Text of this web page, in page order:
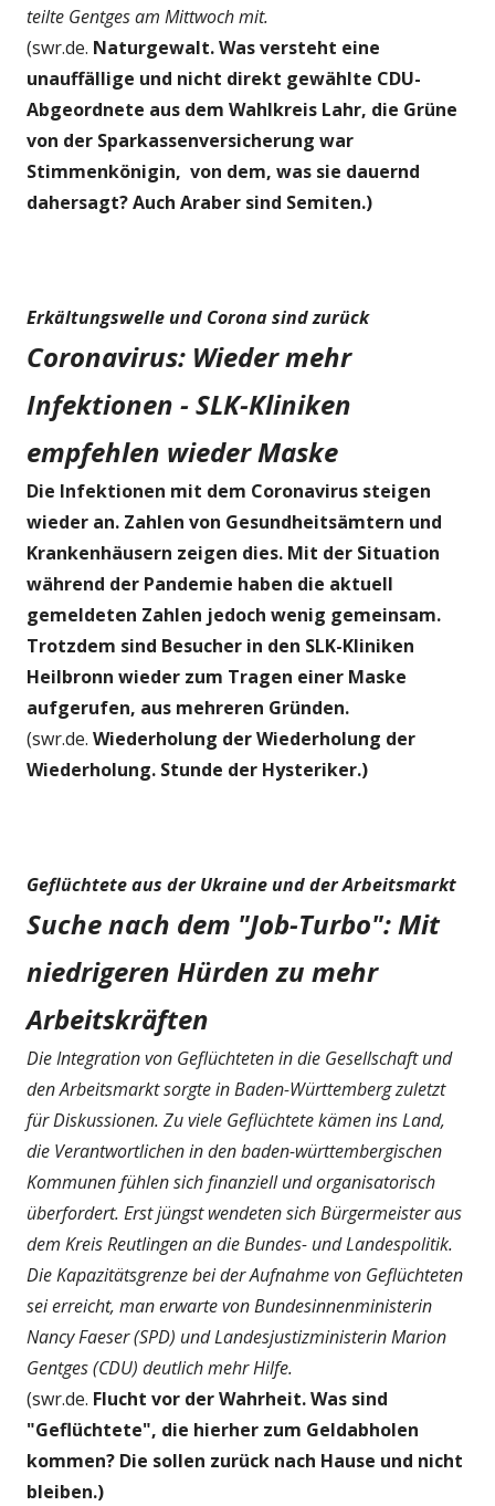
teilte Gentges am Mittwoch mit.
(swr.de. Naturgewalt. Was versteht eine
unauffällige und nicht direkt gewählte CDU-
Abgeordnete aus dem Wahlkreis Lahr, die Grüne
von der Sparkassenversicherung war
Stimmenkönigin, von dem, was sie dauernd
dahersagt? Auch Araber sind Semiten.)
Erkältungswelle und Corona sind zurück
Coronavirus: Wieder mehr
Infektionen - SLK-Kliniken
empfehlen wieder Maske
Die Infektionen mit dem Coronavirus steigen
wieder an. Zahlen von Gesundheitsämtern und
Krankenhäusern zeigen dies. Mit der Situation
während der Pandemie haben die aktuell
gemeldeten Zahlen jedoch wenig gemeinsam.
Trotzdem sind Besucher in den SLK-Kliniken
Heilbronn wieder zum Tragen einer Maske
aufgerufen, aus mehreren Gründen.
(swr.de. Wiederholung der Wiederholung der
Wiederholung. Stunde der Hysteriker.)
Geflüchtete aus der Ukraine und der Arbeitsmarkt
Suche nach dem "Job-Turbo": Mit
niedrigeren Hürden zu mehr
Arbeitskräften
Die Integration von Geflüchteten in die Gesellschaft und
den Arbeitsmarkt sorgte in Baden-Württemberg zuletzt
für Diskussionen. Zu viele Geflüchtete kämen ins Land,
die Verantwortlichen in den baden-württembergischen
Kommunen fühlen sich finanziell und organisatorisch
überfordert. Erst jüngst wendeten sich Bürgermeister aus
dem Kreis Reutlingen an die Bundes- und Landespolitik.
Die Kapazitätsgrenze bei der Aufnahme von Geflüchteten
sei erreicht, man erwarte von Bundesinnenministerin
Nancy Faeser (SPD) und Landesjustizministerin Marion
Gentges (CDU) deutlich mehr Hilfe.
(swr.de. Flucht vor der Wahrheit. Was sind
"Geflüchtete", die hierher zum Geldabholen
kommen? Die sollen zurück nach Hause und nicht
bleiben.)